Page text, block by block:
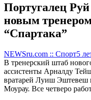
Португалец
новым
“Спартака”
NEWSru.com :: Спорт5
В тренерский штаб
ассистенты Арналду
вратарей Луиш Эштевеш
Моурау. Все четверо